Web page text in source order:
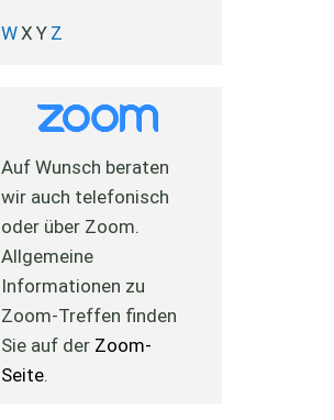
WX Y Z
Auf Wunsch beraten
wir auch telefonisch
oder über Zoom.
Allgemeine
Informationen zu
Zoom-Treffen finden
Sie auf der Zoom-
Seite.